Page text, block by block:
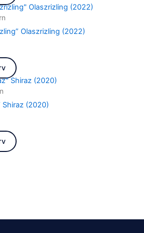
Olaszrizling (2022)
Shiraz (2020)